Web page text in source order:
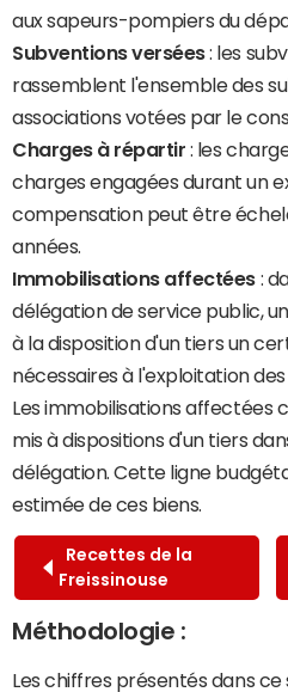
aux sapeurs-pompiers du
Subventions versées: les
rassemblent l'ensemble des
associations votées par le
Charges à répartir : les
charges engagées durant un
compensation peut être
années.
Immobilisations affectées :
délégation de service public,
à la disposition d'un tiers un
nécessaires à l'exploitation
Les immobilisations affectées
mis à dispositions d'un tiers
délégation. Cette ligne
estimée de ces biens.
Recettes de la
Freissinouse
Méthodologie :
Les chiffres présentés dans